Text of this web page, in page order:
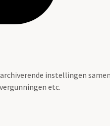
instellingen
etc.